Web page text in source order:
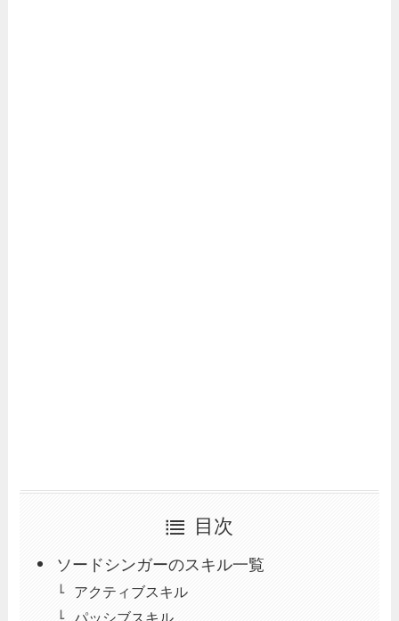
目次
ソードシンガーのスキル一覧
アクティブスキル
パッシブスキル